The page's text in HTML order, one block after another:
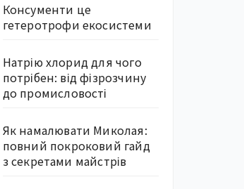
Консументи це
гетеротрофи екосистеми
Натрію хлорид для чого
потрібен: від фізрозчину
до промисловості
Як намалювати Миколая:
повний покроковий гайд
з секретами майстрів